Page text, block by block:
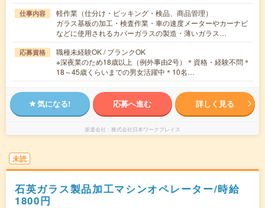
仕事内容
軽作業（仕分け・ピッキング・検品、商品管理）
ガラス基板の加工・検査作業・車の速度メーターやカーナビ
などに使用されるカバーガラスの製造・薄いガラス…
応募資格
職種未経験OK / ブランクOK
※深夜業のため18歳以上（例外事由2号）＊資格・経験不問＊
18～45歳くらいまでの男女活躍中＊10名…
気になる! 応募へ進む 詳しく見る
派遣会社 株式会社日本ワークプレイス
未読
石英ガラス製品加工マシンオペレーター/時給
1800円